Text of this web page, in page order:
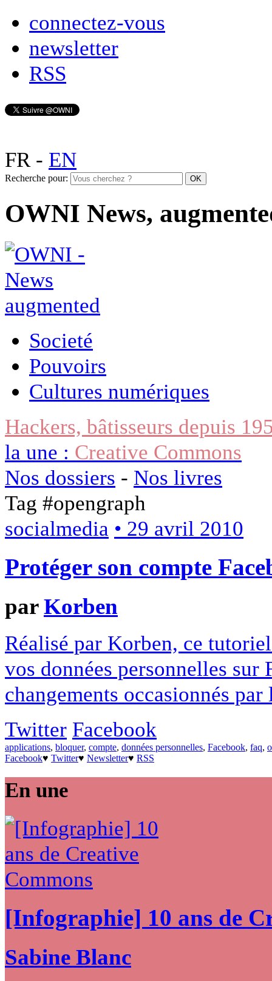
connectez-vous
newsletter
RSS
FR- EN
Recherche pour:
OWNI News,
Societé
Pouvoirs
Cultures numériques
Hackers, bâtisseurs depuis
la une : Creative Commons
Nos dossiers - Nos livres
Tag #opengraph
socialmedia • 29 avril 2010
Protéger son compte
parKorben
Réalisé par Korben, ce
vos données personnelles sur
changements occasionnés
Twitter Facebook
applications, bloquer, compte, données personnelles, Facebook, faq,
Facebook♥ Twitter♥ Newsletter♥ RSS
En une
[Infographie] 10 ans de
Sabine Blanc